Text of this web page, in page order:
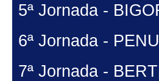
5ª Jornada -
6ª Jornada -
7ª Jornada -